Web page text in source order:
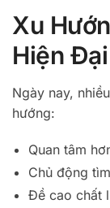
Xu
Hiện
Ngày nay,
hướng:
Quan tâm
Chủ động
Đề cao chất